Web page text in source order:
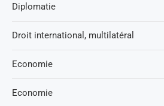
Diplomatie
Droit international, multilatéral
Economie
Economie